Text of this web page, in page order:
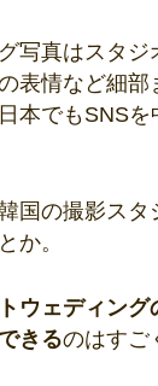
写真はスタジ
表情など細部
本でもSNSを
国の撮影スタ
か。
ウェディング
きるのはすご